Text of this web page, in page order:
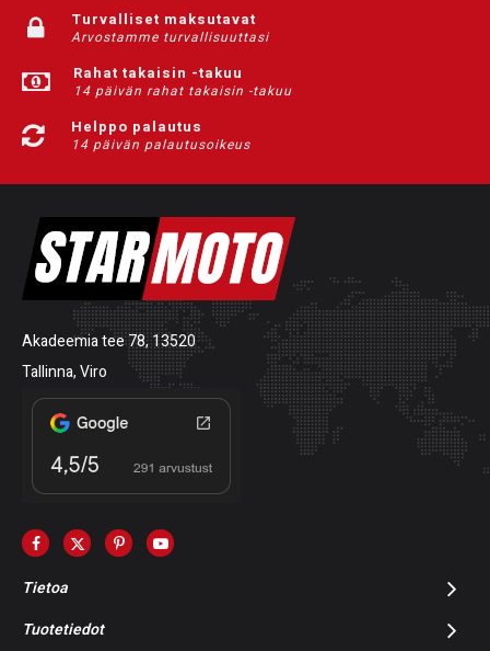
Turvalliset maksutavat
Arvostamme turvallisuuttasi
Rahat takaisin -takuu
14 päivän rahat takaisin -takuu
Helppo palautus
14 päivän palautusoikeus
Akadeemia tee 78, 13520
Tallinna, Viro
Tietoa
Tuotetiedot